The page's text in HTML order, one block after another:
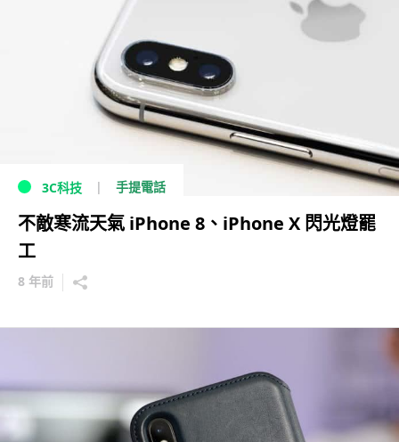
3C科技 手提電話
不敵寒流天氣 iPhone 8、iPhone X 閃光燈罷
工
8 年前